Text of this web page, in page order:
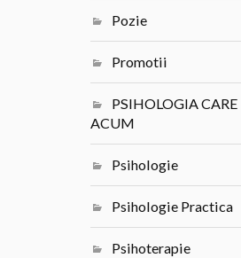
Pozie
Promotii
PSIHOLOGIA
ACUM
Psihologie
Psihologie Practica
Psihoterapie